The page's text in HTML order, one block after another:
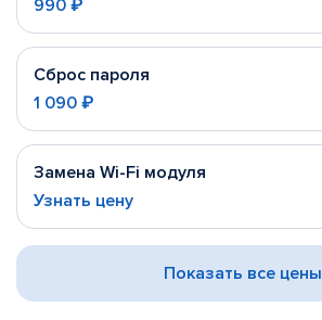
990 ₽
Сброс пароля
1 090 ₽
Замена Wi-Fi модуля
Узнать цену
Показать все цены